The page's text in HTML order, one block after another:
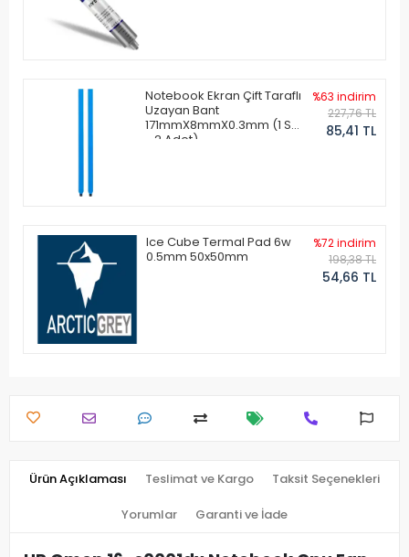
Notebook Ekran Çift Taraflı
Uzayan Bant
171mmX8mmX0.3mm (1 Set
- 2 Adet)
%63 indirim
227,76 TL
85,41 TL
Ice Cube Termal Pad 6w
0.5mm 50x50mm
%72 indirim
198,38 TL
54,66 TL
Ürün Açıklaması Teslimat ve Kargo Taksit Seçenekleri
Yorumlar Garanti ve İade